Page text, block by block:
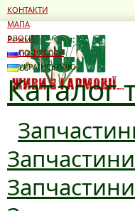
Режим роботи:
10:00 - 19:00
10:00 - 16:00
Каталог
Запчастини
КОНТАКТИ
МАПА
БЛОГИ
ПО-РУССКИ
УКРАЇНСЬКОЮ